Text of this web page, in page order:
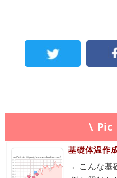
\ Pic
基礎体温作
←こんな基